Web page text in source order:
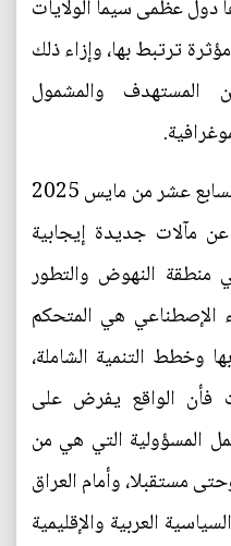
دول عظمى سيما الولايات
ترتبط بها، وإزاء ذلك
المستهدف والمشمول
قمة بغداد بموعد انعقادها في السابع عشر من مايس 2025
مآلات جديدة إيجابية
النهوض والتطور
الإصطناعي هي المتحكم
وخطط التنمية الشاملة،
فأن الواقع يفرض على
المسؤولية التي هي من
مستقبلا، وأمام العراق
العربية والإقليمية